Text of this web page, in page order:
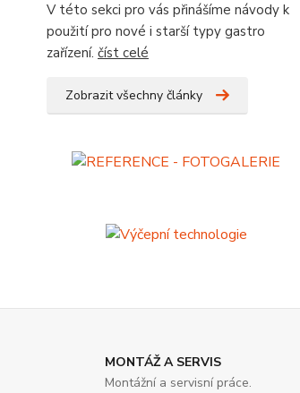
V této sekci pro vás přinášíme návody k
použití pro nové i starší typy gastro
zařízení. číst celé
Zobrazit všechny články
MONTÁŽ A SERVIS
Montážní a servisní práce.